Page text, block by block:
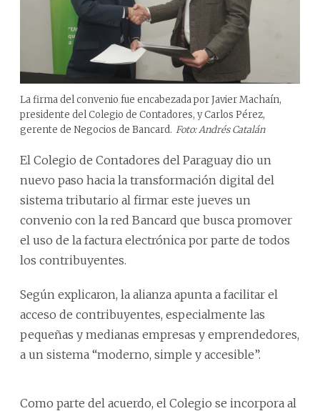
La firma del convenio fue encabezada por Javier Machaín,
presidente del Colegio de Contadores, y Carlos Pérez,
gerente de Negocios de Bancard. Foto: Andrés Catalán
El Colegio de Contadores del Paraguay dio un
nuevo paso hacia la transformación digital del
sistema tributario al firmar este jueves un
convenio con la red Bancard que busca promover
el uso de la factura electrónica por parte de todos
los contribuyentes.
Según explicaron, la alianza apunta a facilitar el
acceso de contribuyentes, especialmente las
pequeñas y medianas empresas y emprendedores,
a un sistema “moderno, simple y accesible”.
Como parte del acuerdo, el Colegio se incorpora al